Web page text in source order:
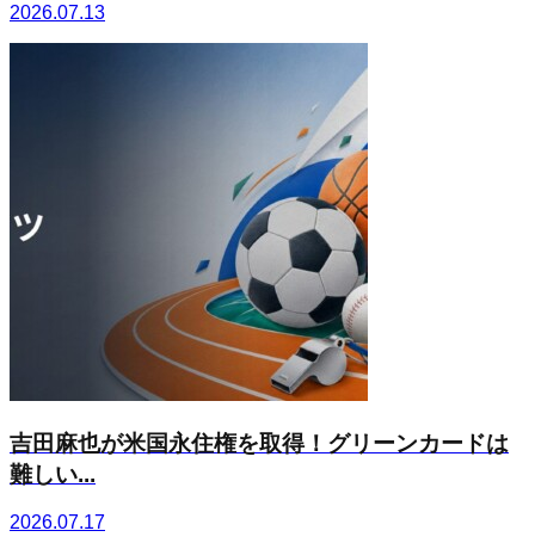
2026.07.13
吉田麻也が米国永住権を取得！グリーンカードは
難しい...
2026.07.17